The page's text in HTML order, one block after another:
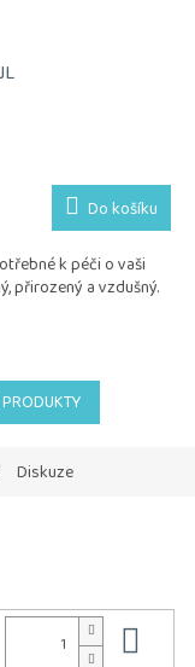
Do košíku
k péči o vaši
přirozený a vzdušný.
Diskuze